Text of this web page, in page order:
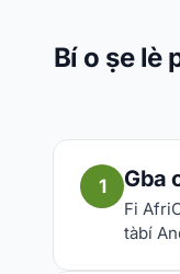
Bí o ṣe lè
1 Gba
Fi
tàbí